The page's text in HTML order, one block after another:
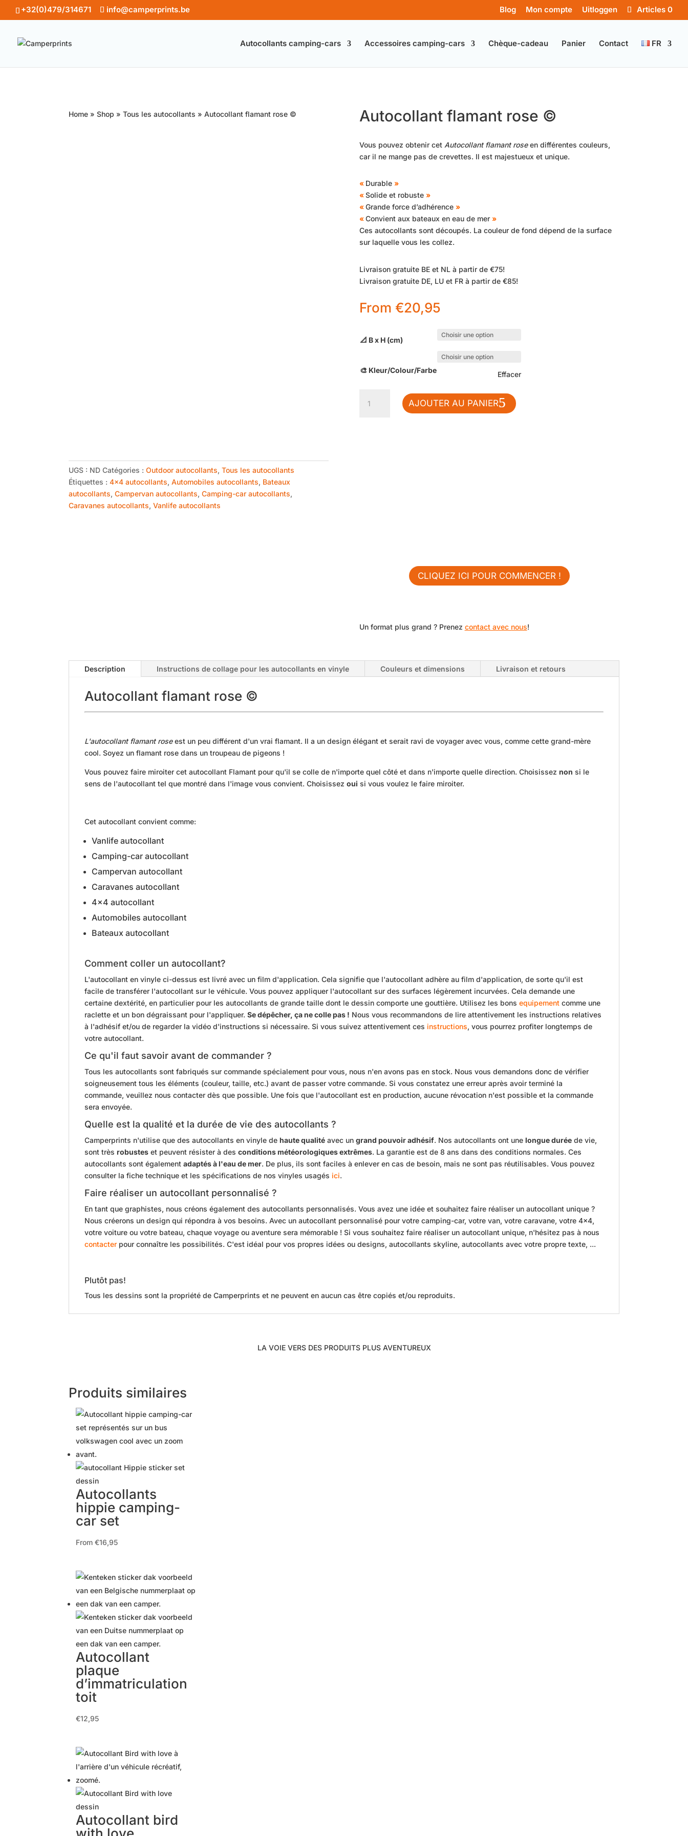
+32(0)479/314671 info@camperprints.be Blog Mon compte Uitloggen Articles 0
Autocollants camping-cars Accessoires camping-cars Chèque-cadeau Panier Contact FR
Home » Shop » Tous les autocollants » Autocollant flamant rose ©
UGS : ND Catégories :Outdoor autocollants,Tous les autocollants
Étiquettes :4x4 autocollants,Automobiles autocollants, Bateaux
autocollants,Campervan autocollants,Camping-car autocollants,
Caravanes autocollants,Vanlife autocollants
Autocollant flamant rose ©
Vous pouvez obtenir cet Autocollant flamant roseen différentes couleurs,
car il ne mange pas de crevettes. Il est majestueux et unique.
« Durable »
« Solide et robuste »
« Grande force d’adhérence »
« Convient aux bateaux en eau de mer »
Ces autocollants sont découpés. La couleur de fond dépend de la surface
sur laquelle vous les collez.
Livraison gratuite BE et NL à partir de €75!
Livraison gratuite DE, LU et FR à partir de €85!
From €20,95
📐 B x H (cm)
🎨 Kleur/Colour/Farbe Effacer
AJOUTER AU PANIER
CLIQUEZ ICI POUR COMMENCER !
Un format plus grand ? Prenez contact avec nous!
Description Instructions de collage pour les autocollants en vinyle Couleurs et dimensions Livraison et retours
Autocollant flamant rose ©
L'autocollant flamant roseest un peu différent d'un vrai flamant. Il a un design élégant et serait ravi de voyager avec vous, comme cette grand-mère
cool. Soyez un flamant rose dans un troupeau de pigeons !
Vous pouvez faire miroiter cet autocollant Flamant pour qu'il se colle de n'importe quel côté et dans n'importe quelle direction. Choisisseznon si le
sens de l'autocollant tel que montré dans l'image vous convient. Choisissezoui si vous voulez le faire miroiter.
Cet autocollant convient comme:
Vanlife autocollant
Camping-car autocollant
Campervan autocollant
Caravanes autocollant
4x4 autocollant
Automobiles autocollant
Bateaux autocollant
Comment coller un autocollant?
L'autocollant en vinyle ci-dessus est livré avec un film d'application. Cela signifie que l'autocollant adhère au film d'application, de sorte qu'il est
facile de transférer l'autocollant sur le véhicule. Vous pouvez appliquer l'autocollant sur des surfaces légèrement incurvées. Cela demande une
certaine dextérité, en particulier pour les autocollants de grande taille dont le dessin comporte une gouttière. Utilisez les bonsequipement comme une
raclette et un bon dégraissant pour l'appliquer.Se dépêcher, ça ne colle pas ! Nous vous recommandons de lire attentivement les instructions relatives
à l'adhésif et/ou de regarder la vidéo d'instructions si nécessaire. Si vous suivez attentivement cesinstructions, vous pourrez profiter longtemps de
votre autocollant.
Ce qu'il faut savoir avant de commander ?
Tous les autocollants sont fabriqués sur commande spécialement pour vous, nous n'en avons pas en stock. Nous vous demandons donc de vérifier
soigneusement tous les éléments (couleur, taille, etc.) avant de passer votre commande. Si vous constatez une erreur après avoir terminé la
commande, veuillez nous contacter dès que possible. Une fois que l'autocollant est en production, aucune révocation n'est possible et la commande
sera envoyée.
Quelle est la qualité et la durée de vie des autocollants ?
Camperprints n'utilise que des autocollants en vinyle dehaute qualité avec ungrand pouvoir adhésif. Nos autocollants ont unelongue durée de vie,
sont trèsrobustes et peuvent résister à desconditions météorologiques extrêmes. La garantie est de 8 ans dans des conditions normales. Ces
autocollants sont égalementadaptés à l'eau de mer. De plus, ils sont faciles à enlever en cas de besoin, mais ne sont pas réutilisables. Vous pouvez
consulter la fiche technique et les spécifications de nos vinyles usagésici.
Faire réaliser un autocollant personnalisé ?
En tant que graphistes, nous créons également des autocollants personnalisés. Vous avez une idée et souhaitez faire réaliser un autocollant unique ?
Nous créerons un design qui répondra à vos besoins. Avec un autocollant personnalisé pour votre camping-car, votre van, votre caravane, votre 4x4,
votre voiture ou votre bateau, chaque voyage ou aventure sera mémorable ! Si vous souhaitez faire réaliser un autocollant unique, n'hésitez pas à nous
contacter pour connaître les possibilités. C'est idéal pour vos propres idées ou designs, autocollants skyline, autocollants avec votre propre texte, ...
Plutôt pas!
Tous les dessins sont la propriété de Camperprints et ne peuvent en aucun cas être copiés et/ou reproduits.
LA VOIE VERS DES PRODUITS PLUS AVENTUREUX
Produits similaires
Autocollants
hippie camping-
car set
From€16,95
Autocollant
plaque
d’immatriculation
toit
€12,95
Autocollant bird